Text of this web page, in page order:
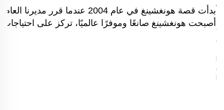
بدأت قصة هونغشينغ في عام
أصبحت هونغشينغ صانعًا وموفرًا عالميًا، تركز على احتياجات